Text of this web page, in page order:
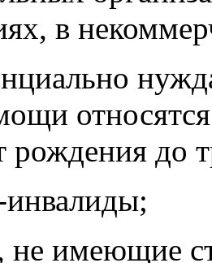
в
рождения до
инвалиды;